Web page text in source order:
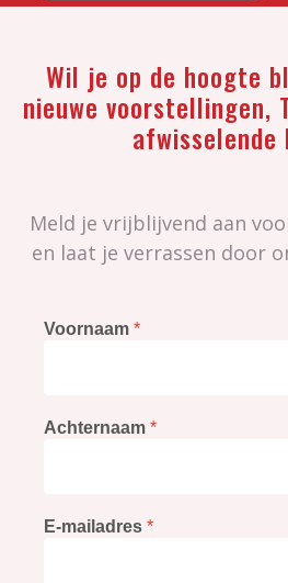
Wil je op de hoogte
nieuwe voorstellingen,
Meld je vrijblijvend aan
en laat je verrassen door
Voornaam*
Achternaam*
E-mailadres*